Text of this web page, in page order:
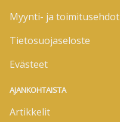
Myynti- ja toimitusehdot
Tietosuojaseloste
Evästeet
AJANKOHTAISTA
Artikkelit